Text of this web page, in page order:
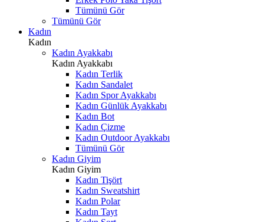
Tümünü Gör
Tümünü Gör
Kadın
Kadın
Kadın Ayakkabı
Kadın Ayakkabı
Kadın Terlik
Kadın Sandalet
Kadın Spor Ayakkabı
Kadın Günlük Ayakkabı
Kadın Bot
Kadın Çizme
Kadın Outdoor Ayakkabı
Tümünü Gör
Kadın Giyim
Kadın Giyim
Kadın Tişört
Kadın Sweatshirt
Kadın Polar
Kadın Tayt